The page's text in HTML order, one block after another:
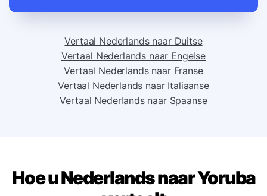
Vertaal Nederlands naar Duitse
Vertaal Nederlands naar Engelse
Vertaal Nederlands naar Franse